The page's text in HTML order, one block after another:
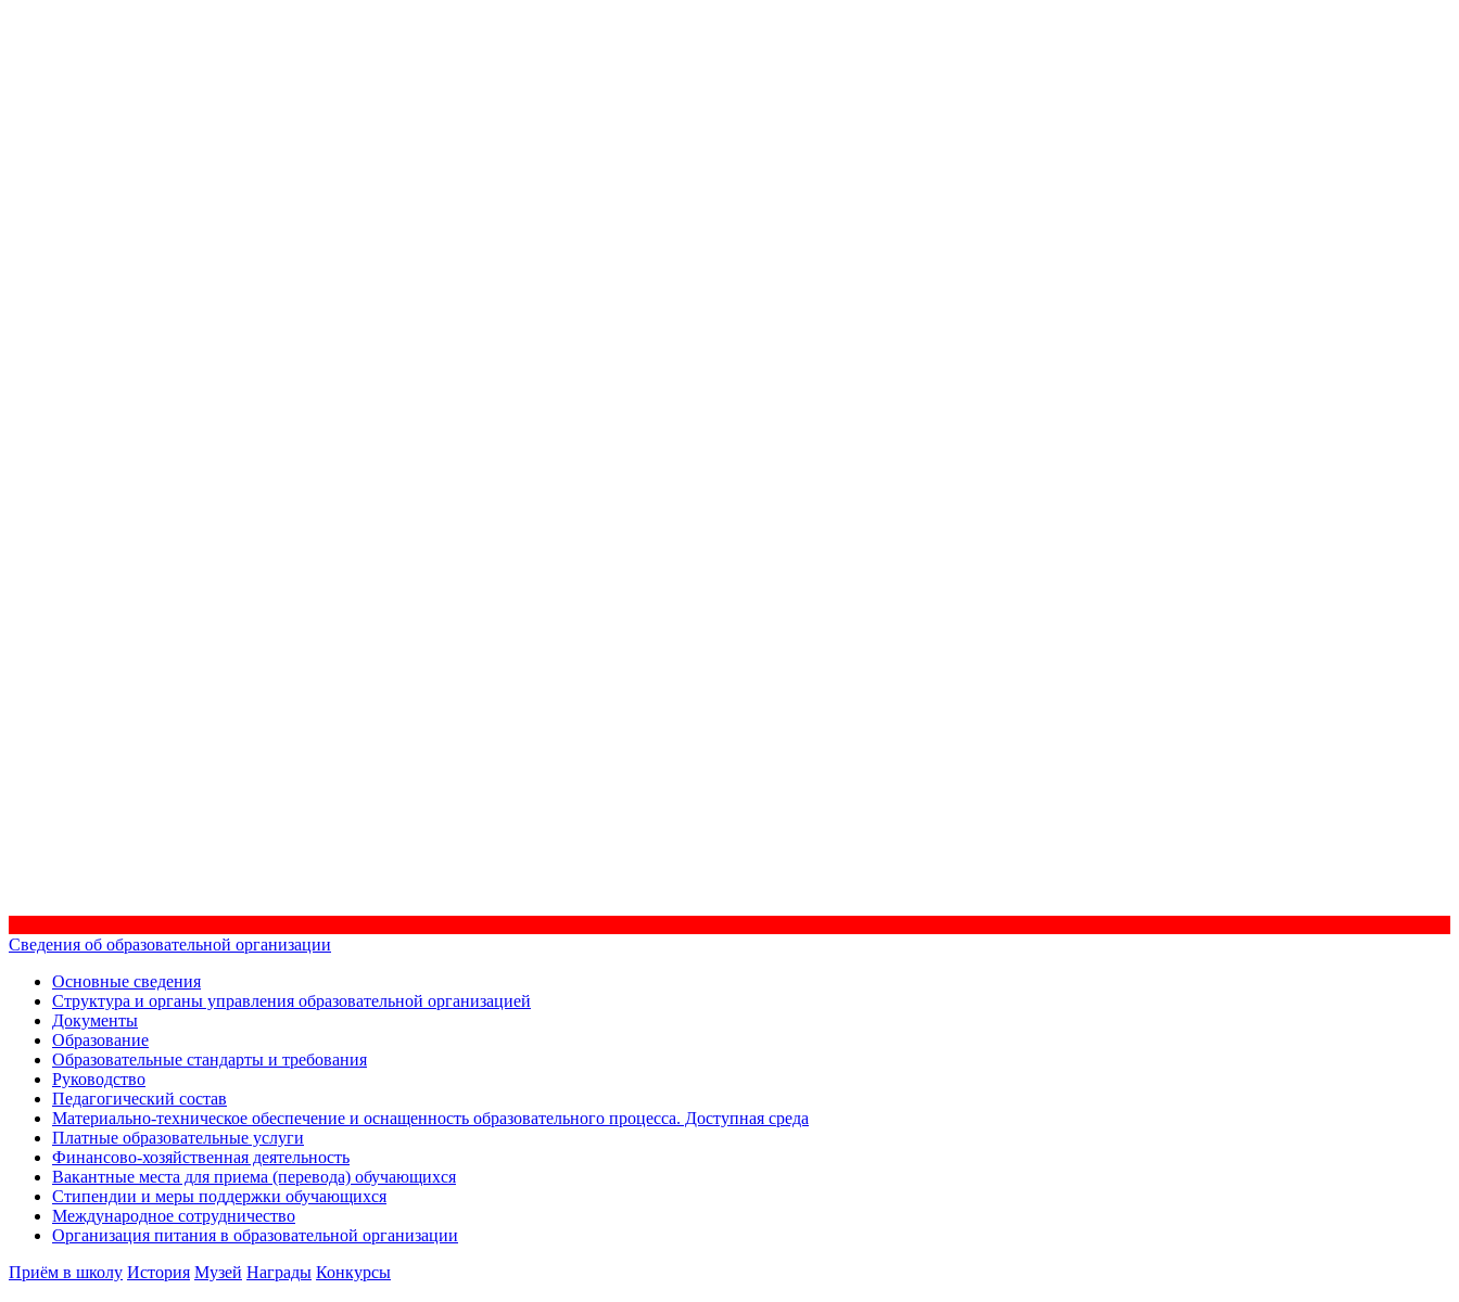
Сведения об образовательной организации
Основные сведения
Структура и органы управления образовательной организацией
Документы
Образование
Образовательные стандарты и требования
Руководство
Педагогический состав
Материально-техническое обеспечение и оснащенность образовательного процесса. Доступная среда
Платные образовательные услуги
Финансово-хозяйственная деятельность
Вакантные места для приема (перевода) обучающихся
Стипендии и меры поддержки обучающихся
Международное сотрудничество
Организация питания в образовательной организации
Приём в школу История Музей Награды Конкурсы